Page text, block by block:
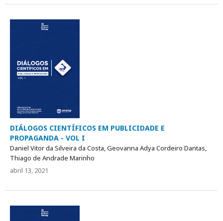
DIÁLOGOS CIENTÍFICOS EM PUBLICIDADE E
PROPAGANDA - VOL I
Daniel Vitor da Silveira da Costa, Geovanna Adya Cordeiro Dantas,
Thiago de Andrade Marinho
abril 13, 2021